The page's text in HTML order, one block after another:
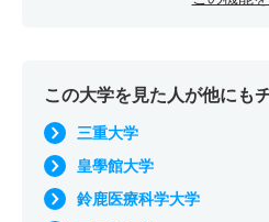
この大学を見た人が他にも
三重大学
皇學館大学
鈴鹿医療科学大学